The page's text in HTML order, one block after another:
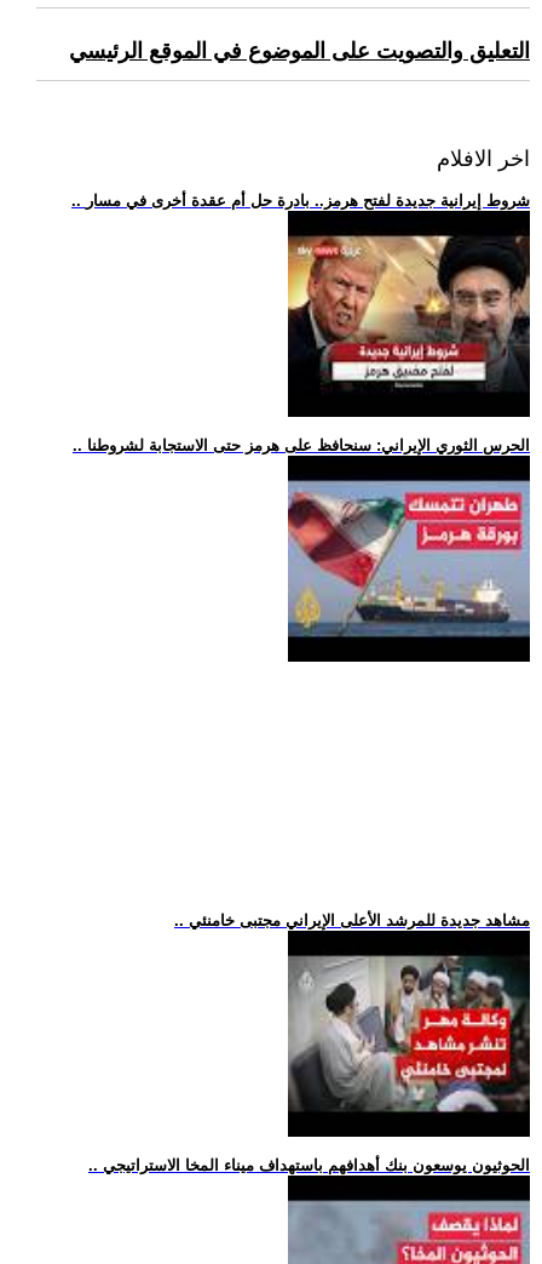
التعليق والتصويت على الموضوع في الموقع الرئيسي
اخر الافلام
.. شروط إيرانية جديدة لفتح هرمز.. بادرة حل أم عقدة أخرى في مسار
.. الحرس الثوري الإيراني: سنحافظ على هرمز حتى الاستجابة لشروطنا
.. مشاهد جديدة للمرشد الأعلى الإيراني مجتبى خامنئي
.. الحوثيون يوسعون بنك أهدافهم باستهداف ميناء المخا الاستراتيجي